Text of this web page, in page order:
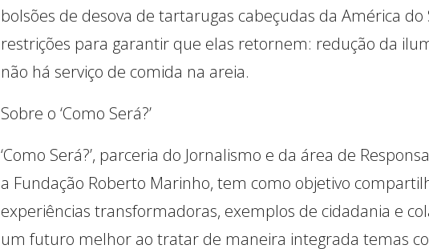
bolsões de desova de tartarugas cabeçudas da América
restrições para garantir que elas retornem: redução da
não há serviço de comida na areia.
Sobre o ‘Como Será?’
‘Como Será?’, parceria do Jornalismo e da área de
a Fundação Roberto Marinho, tem como objetivo
experiências transformadoras, exemplos de cidadania e
um futuro melhor ao tratar de maneira integrada temas